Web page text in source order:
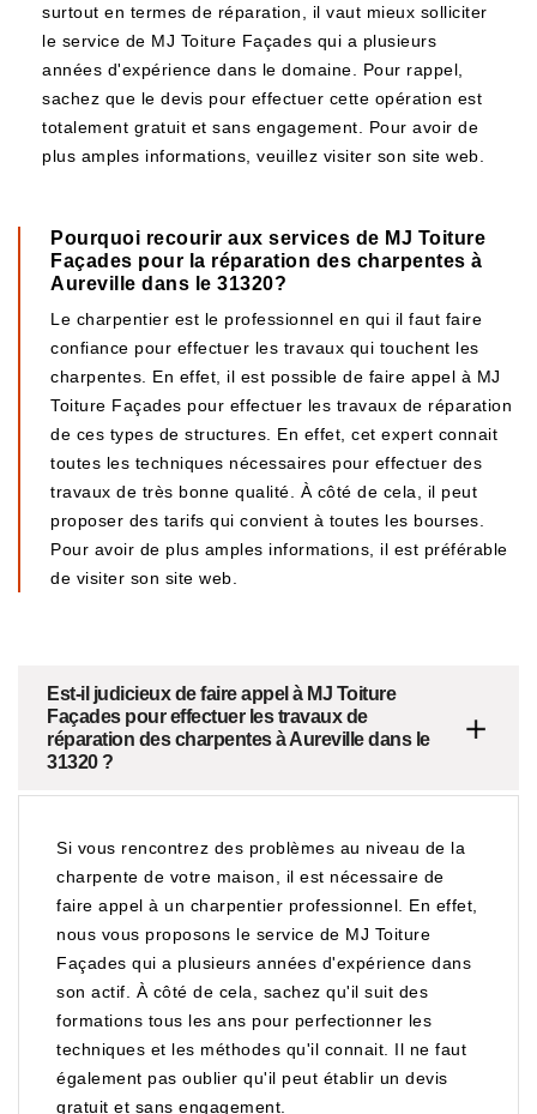
surtout en termes de réparation, il vaut mieux solliciter
le service de MJ Toiture Façades qui a plusieurs
années d'expérience dans le domaine. Pour rappel,
sachez que le devis pour effectuer cette opération est
totalement gratuit et sans engagement. Pour avoir de
plus amples informations, veuillez visiter son site web.
Pourquoi recourir aux services de MJ Toiture
Façades pour la réparation des charpentes à
Aureville dans le 31320?
Le charpentier est le professionnel en qui il faut faire
confiance pour effectuer les travaux qui touchent les
charpentes. En effet, il est possible de faire appel à MJ
Toiture Façades pour effectuer les travaux de réparation
de ces types de structures. En effet, cet expert connait
toutes les techniques nécessaires pour effectuer des
travaux de très bonne qualité. À côté de cela, il peut
proposer des tarifs qui convient à toutes les bourses.
Pour avoir de plus amples informations, il est préférable
de visiter son site web.
Est-il judicieux de faire appel à MJ Toiture
Façades pour effectuer les travaux de
réparation des charpentes à Aureville dans le
31320 ?
Si vous rencontrez des problèmes au niveau de la
charpente de votre maison, il est nécessaire de
faire appel à un charpentier professionnel. En effet,
nous vous proposons le service de MJ Toiture
Façades qui a plusieurs années d'expérience dans
son actif. À côté de cela, sachez qu'il suit des
formations tous les ans pour perfectionner les
techniques et les méthodes qu'il connait. Il ne faut
également pas oublier qu'il peut établir un devis
gratuit et sans engagement.